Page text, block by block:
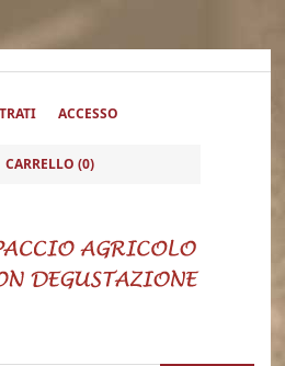
ACCESSO
CARRELLO (0)